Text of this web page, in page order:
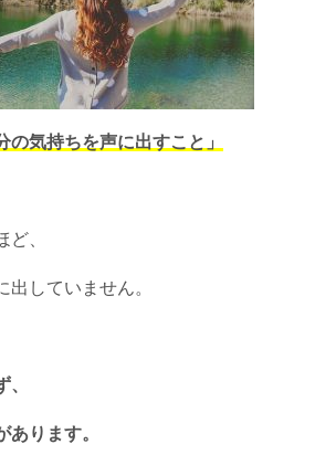
の気持ちを声に出すこと」
、
出していません。
あります。